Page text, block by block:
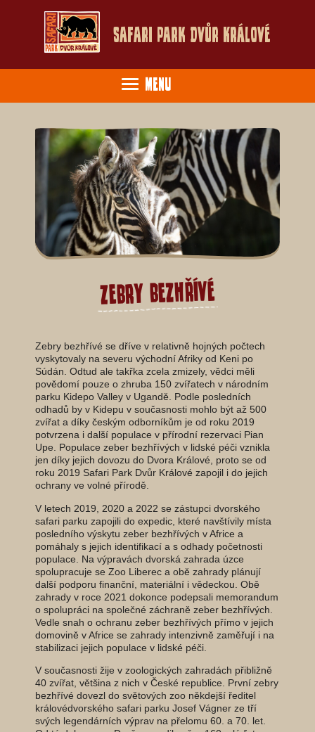
Safari Park Dvůr Králové
Menu
Zebry bezhřívé
Zebry bezhřívé se dříve v relativně hojných počtech
vyskytovaly na severu východní Afriky od Keni po
Súdán. Odtud ale takřka zcela zmizely, vědci měli
povědomí pouze o zhruba 150 zvířatech v národním
parku Kidepo Valley v Ugandě. Podle posledních
odhadů by v Kidepu v současnosti mohlo být až 500
zvířat a díky českým odborníkům je od roku 2019
potvrzena i další populace v přírodní rezervaci Pian
Upe. Populace zeber bezhřívých v lidské péči vznikla
jen díky jejich dovozu do Dvora Králové, proto se od
roku 2019 Safari Park Dvůr Králové zapojil i do jejich
ochrany ve volné přírodě.
V letech 2019, 2020 a 2022 se zástupci dvorského
safari parku zapojili do expedic, které navštívily místa
posledního výskytu zeber bezhřívých v Africe a
pomáhaly s jejich identifikací a s odhady početnosti
populace. Na výpravách dvorská zahrada úzce
spolupracuje se Zoo Liberec a obě zahrady plánují
další podporu finanční, materiální i vědeckou. Obě
zahrady v roce 2021 dokonce podepsali memorandum
o spolupráci na společné záchraně zeber bezhřívých.
Vedle snah o ochranu zeber bezhřívých přímo v jejich
domovině v Africe se zahrady intenzivně zaměřují i na
stabilizaci jejich populace v lidské péči.
V současnosti žije v zoologických zahradách přibližně
40 zvířat, většina z nich v České republice. První zebry
bezhřívé dovezl do světových zoo někdejší ředitel
královédvorského safari parku Josef Vágner ze tří
svých legendárních výprav na přelomu 60. a 70. let.